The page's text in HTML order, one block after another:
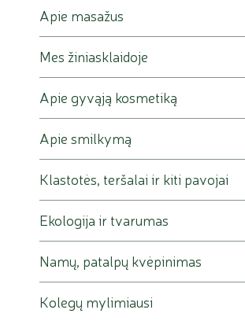
Apie masažus
Mes žiniasklaidoje
Apie gyvąją kosmetiką
Apie smilkymą
Klastotės, teršalai ir kiti pavojai
Ekologija ir tvarumas
Namų, patalpų kvėpinimas
Kolegų mylimiausi